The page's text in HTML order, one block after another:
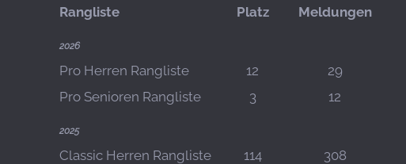
Rangliste Platz Meldungen
2026
Pro Herren Rangliste 12
29
Pro Senioren Rangliste
3 12
2025
Classic Herren Rangliste 114
308